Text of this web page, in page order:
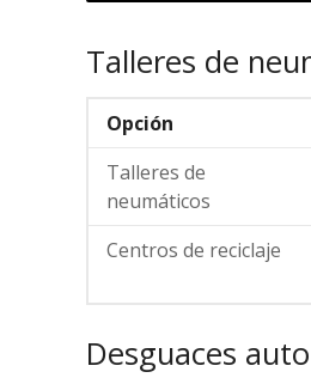
Talleres de
Opción
Talleres de
neumáticos
Centros de reciclaje
Desguaces